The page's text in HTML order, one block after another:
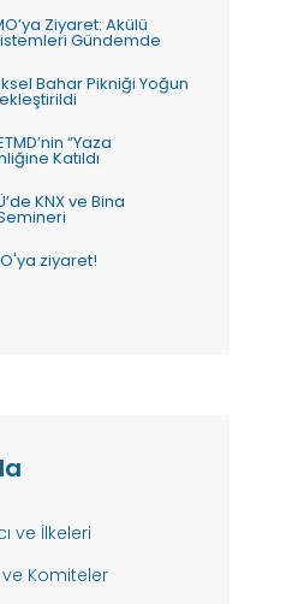
Ziyaret: Akülü
Gündemde
Bahar Pikniği Yoğun
“Yaza
Katıldı
KNX ve Bina
ziyaret!
ve İlkeleri
ve Komiteler